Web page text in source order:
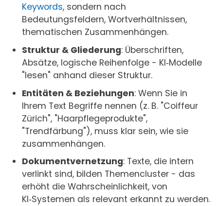
Keywords, sondern nach
Bedeutungsfeldern, Wortverhältnissen,
thematischen Zusammenhängen.
Struktur & Gliederung: Überschriften,
Absätze, logische Reihenfolge - KI‑Modelle
"lesen" anhand dieser Struktur.
Entitäten & Beziehungen: Wenn Sie in
Ihrem Text Begriffe nennen (z. B. "Coiffeur
Zürich", "Haarpflegeprodukte",
"Trendfärbung"), muss klar sein, wie sie
zusammenhängen.
Dokumentvernetzung: Texte, die intern
verlinkt sind, bilden Themencluster - das
erhöht die Wahrscheinlichkeit, von
KI‑Systemen als relevant erkannt zu werden.